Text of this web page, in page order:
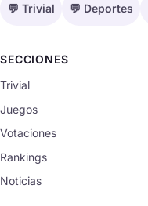
💬 Trivial 💬 Deportes
SECCIONES
Trivial
Juegos
Votaciones
Rankings
Noticias